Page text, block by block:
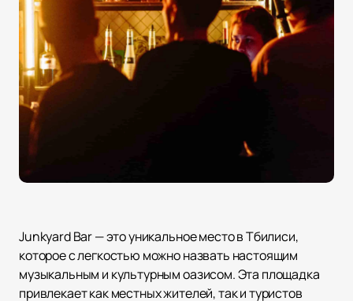
Junkyard Bar — это уникальное место в Тбилиси,
которое с легкостью можно назвать настоящим
музыкальным и культурным оазисом. Эта площадка
привлекает как местных жителей, так и туристов